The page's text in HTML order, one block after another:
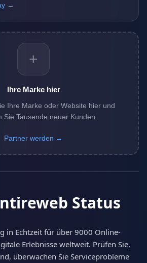
→
+
Ihre Marke hier
Ihre Marke oder Website hier und
Sie Tausende neuer Kunden
Partner werden →
Status
in Echtzeit für über 9000 Online-
Erlebnisse weltweit. Prüfen Sie,
überwachen Sie Serviceprobleme